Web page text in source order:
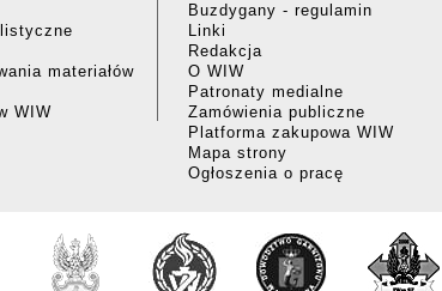
materiałów
WIW
Buzdygany - regulamin
Linki
Redakcja
O WIW
Patronaty medialne
Zamówienia publiczne
Platforma zakupowa WIW
Mapa strony
Ogłoszenia o pracę